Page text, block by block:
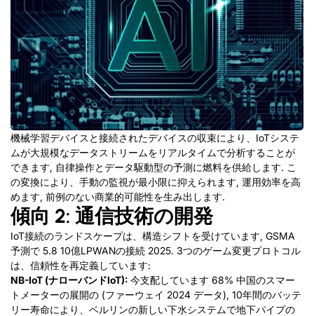
機械学習デバイスと接続されたデバイスの収束により、IoTシステ
ムが大規模なデータストリームをリアルタイムで分析することが
できます, 自律操作とデータ駆動型の予測に燃料を供給します. こ
の変換により、手動の監視が最小限に抑えられます, 運用効率を高
めます, 前例のない商業的可能性を生み出します.
傾向 2: 通信技術の開発
IoT接続のランドスケープは、構造シフトを受けています, GSMA
予測で 5.8 10億LPWANの接続 2025. 3つのゲーム変更プロトコル
は、信頼性を再定義しています:
NB-IoT (ナローバンドIoT): 今支配しています 68% 中国のスマー
トメーターの展開の (ファーウェイ 2024 データ), 10年間のバッテ
リー寿命により、ベルリンの新しい下水システムで地下パイプの